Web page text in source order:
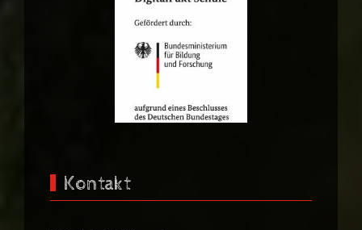
Kontakt